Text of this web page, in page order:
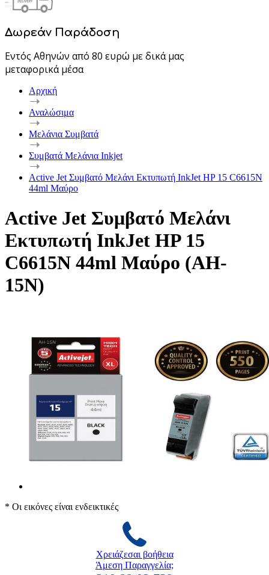
Δωρεάν Παράδοση
Εντός Αθηνών από 80 ευρώ με δικά μας
μεταφορικά μέσα
Αρχική
Αναλώσιμα
Μελάνια Συμβατά
Συμβατά Μελάνια Inkjet
Active Jet Συμβατό Μελάνι Εκτυπωτή InkJet HP 15 C6615N
44ml Μαύρο
Active Jet Συμβατό Μελάνι
Εκτυπωτή InkJet HP 15
C6615N 44ml Μαύρο (AH-
15N)
* Οι εικόνες είναι ενδεικτικές
Χρειάζεσαι βοήθεια
Άμεση Παραγγελία;